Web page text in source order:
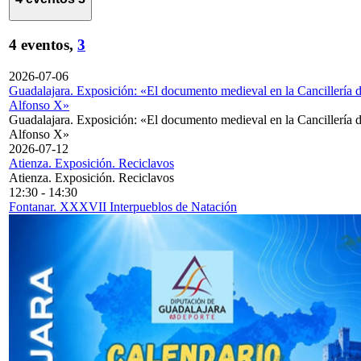
4 eventos, 3
2026-07-06
Guadalajara. Exposición: «El documento medieval en la Cancillería
Alfonso X»
Guadalajara. Exposición: «El documento medieval en la Cancillería
Alfonso X»
2026-07-12
Atienza. Exposición. Reciclavos
Atienza. Exposición. Reciclavos
12:30 - 14:30
Fontanar. XXXVII Interpueblos de Natación